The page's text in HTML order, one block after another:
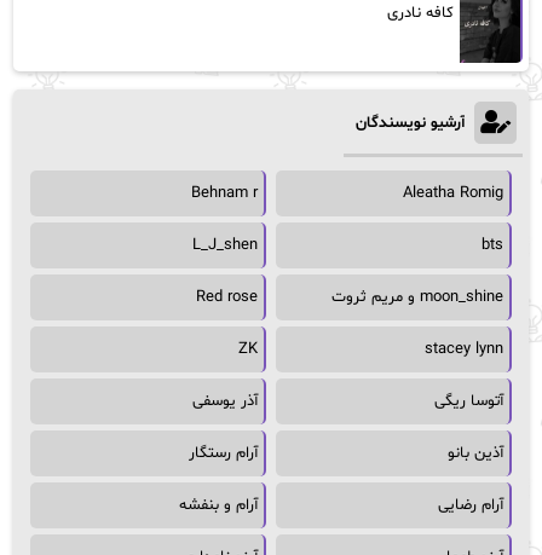
کافه نادری
آرشیو نویسندگان
Aleatha Romig
Behnam r
bts
L_J_shen
moon_shine و مریم ثروت Red rose
stacey lynn
ZK
آتوسا ریگی آذر یوسفی
آذین بانو آرام رستگار
آرام رضایی آرام و بنفشه